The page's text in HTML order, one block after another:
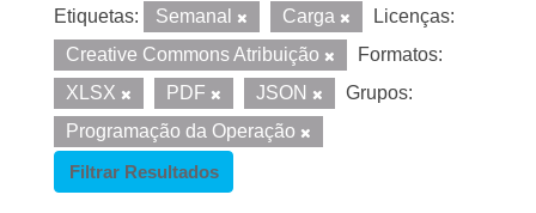
Etiquetas: Semanal Carga
Licenças:
Creative Commons Atribuição
Formatos:
XLSX
PDF JSON
Grupos:
Programação da Operação
Filtrar Resultados